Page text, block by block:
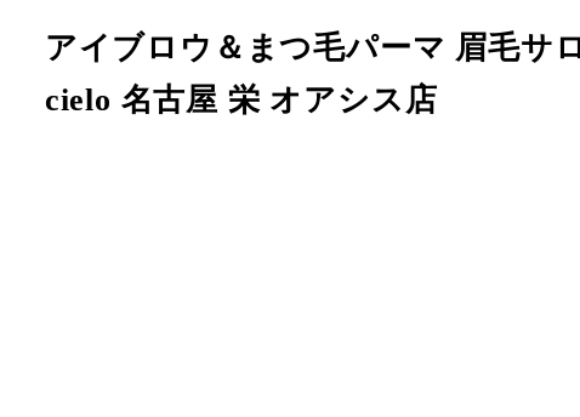
アイブロウ＆まつ毛パーマ 眉毛サ
cielo 名古屋 栄 オアシス店